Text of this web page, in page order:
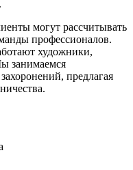
могут рассчитывать
профессионалов.
художники,
занимаемся
предлагая